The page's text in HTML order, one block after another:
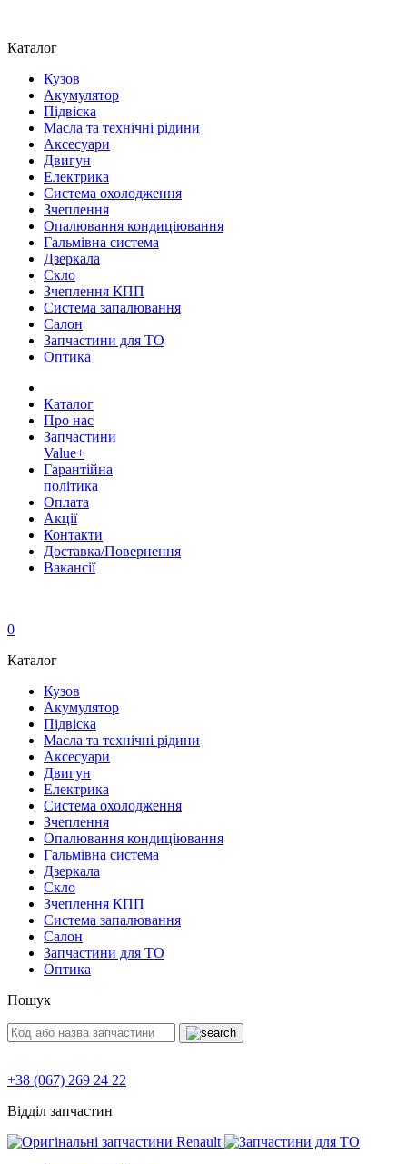
Каталог
Кузов
Акумулятор
Підвіска
Масла та технічні рідини
Аксесуари
Двигун
Електрика
Система охолодження
Зчеплення
Опалювання кондиціювання
Гальмівна система
Дзеркала
Скло
Зчеплення КПП
Система запалювання
Салон
Запчастини для ТО
Оптика
Каталог
Про нас
Запчастини
Value+
Гарантійна
політика
Оплата
Акції
Контакти
Доставка/Повернення
Вакансії
0
Каталог
Кузов
Акумулятор
Підвіска
Масла та технічні рідини
Аксесуари
Двигун
Електрика
Система охолодження
Зчеплення
Опалювання кондиціювання
Гальмівна система
Дзеркала
Скло
Зчеплення КПП
Система запалювання
Салон
Запчастини для ТО
Оптика
Пошук
+38 (067) 269 24 22
Відділ запчастин